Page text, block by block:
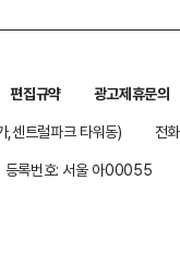
편집규약
광고제휴문의
,센트럴파크 타워동)
전
등록번호: 서울 아00055